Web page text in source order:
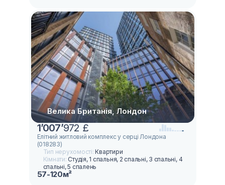
Велика Британія, Лондон
1’007’972 £
Елітний житловий комплекс у серці Лондона
(018283)
Тип нерухомості:Квартири
Кімнати: Студія, 1 спальня, 2 спальні, 3 спальні, 4
спальні, 5 спалень
57-120м²